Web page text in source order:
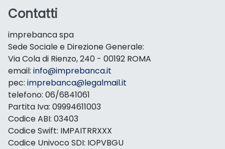
Contatti
imprebanca spa
Sede Sociale e Direzione Generale:
Via Cola di Rienzo, 240 - 00192 ROMA
email: info@imprebanca.it
pec: imprebanca@legalmail.it
telefono: 06/6841061
Partita Iva: 09994611003
Codice ABI: 03403
Codice Swift: IMPAITRRXXX
Codice Univoco SDI: IOPVBGU